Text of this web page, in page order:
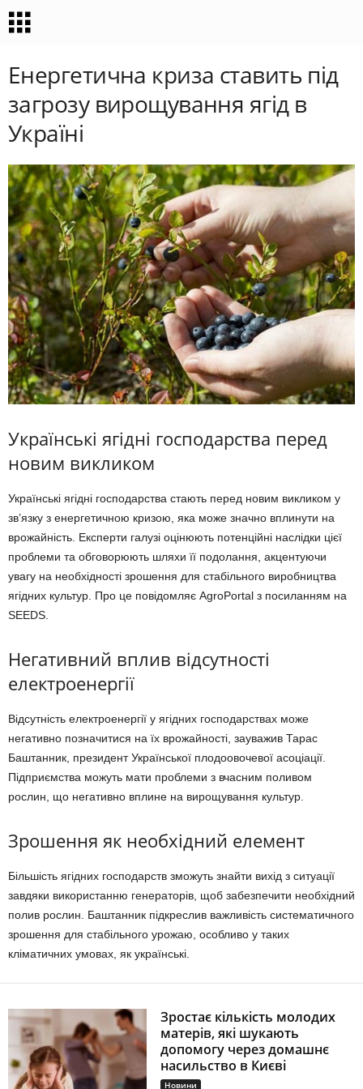
Енергетична криза ставить під
загрозу вирощування ягід в
Україні
Українські ягідні господарства перед
новим викликом
Українські ягідні господарства стають перед новим викликом у
зв’язку з енергетичною кризою, яка може значно вплинути на
врожайність. Експерти галузі оцінюють потенційні наслідки цієї
проблеми та обговорюють шляхи її подолання, акцентуючи
увагу на необхідності зрошення для стабільного виробництва
ягідних культур. Про це повідомляє AgroPortal з посиланням на
SEEDS.
Негативний вплив відсутності
електроенергії
Відсутність електроенергії у ягідних господарствах може
негативно позначитися на їх врожайності, зауважив Тарас
Баштанник, президент Української плодоовочевої асоціації.
Підприємства можуть мати проблеми з вчасним поливом
рослин, що негативно вплине на вирощування культур.
Зрошення як необхідний елемент
Більшість ягідних господарств зможуть знайти вихід з ситуації
завдяки використанню генераторів, щоб забезпечити необхідний
полив рослин. Баштанник підкреслив важливість систематичного
зрошення для стабільного урожаю, особливо у таких
кліматичних умовах, як українські.
Зростає кількість молодих
матерів, які шукають
допомогу через домашнє
насильство в Києві
Новини